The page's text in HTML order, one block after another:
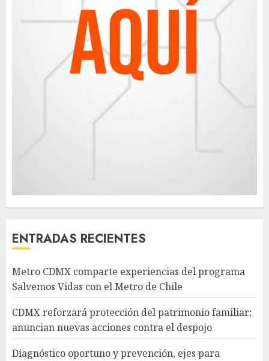
ENTRADAS RECIENTES
Metro CDMX comparte experiencias del programa
Salvemos Vidas con el Metro de Chile
CDMX reforzará protección del patrimonio familiar;
anuncian nuevas acciones contra el despojo
Diagnóstico oportuno y prevención, ejes para